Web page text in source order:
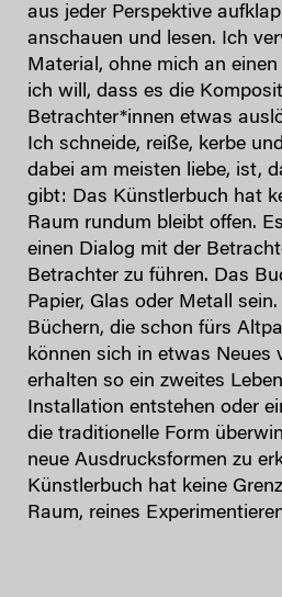
aus jeder Perspektive
anschauen und lesen. Ich
Material, ohne mich an einen
ich will, dass es die
Betrachter*innen etwas
Ich schneide, reiße, kerbe
dabei am meisten liebe, ist,
gibt: Das Künstlerbuch hat
Raum rundum bleibt offen.
einen Dialog mit der
Betrachter zu führen. Das
Papier, Glas oder Metall
Büchern, die schon fürs
können sich in etwas Neues
erhalten so ein zweites
Installation entstehen oder
die traditionelle Form
neue Ausdrucksformen zu
Künstlerbuch hat keine
Raum, reines